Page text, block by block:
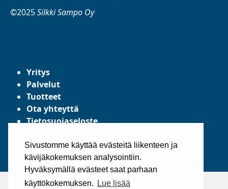
Sivustomme käyttää evästeitä liikenteen ja
kävijäkokemuksen analysointiin.
Hyväksymällä evästeet saat parhaan
käyttökokemuksen.
Lue lisää
©2025Silkki Sampo Oy
Yritys
Palvelut
Tuotteet
Ota yhteyttä
Tietosuojaseloste